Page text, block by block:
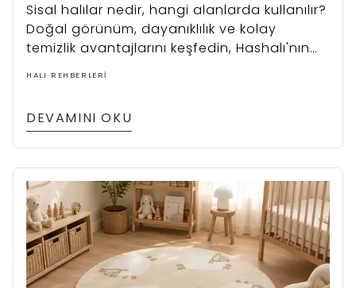
Sisal halılar nedir, hangi alanlarda kullanılır?
Doğal görünüm, dayanıklılık ve kolay
temizlik avantajlarını keşfedin, Hashalı'nın
sisal halı koleksiyonunu inceleyin.
HALI REHBERLERI
DEVAMINI OKU